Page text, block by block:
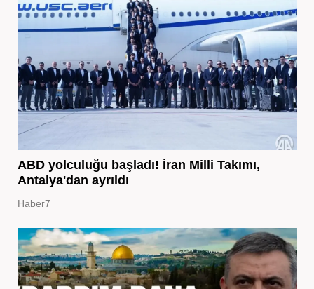
ABD yolculuğu başladı! İran Milli Takımı,
Antalya'dan ayrıldı
Haber7